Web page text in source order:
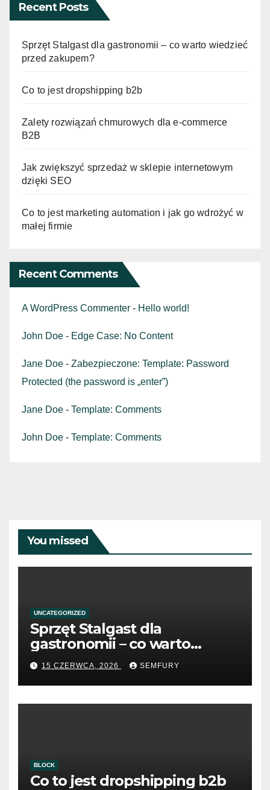
Recent Posts
Sprzęt Stalgast dla gastronomii – co warto wiedzieć
przed zakupem?
Co to jest dropshipping b2b
Zalety rozwiązań chmurowych dla e-commerce
B2B
Jak zwiększyć sprzedaż w sklepie internetowym
dzięki SEO
Co to jest marketing automation i jak go wdrożyć w
małej firmie
Recent Comments
A WordPress Commenter - Hello world!
John Doe - Edge Case: No Content
Jane Doe - Zabezpieczone: Template: Password
Protected (the password is „enter”)
Jane Doe - Template: Comments
John Doe - Template: Comments
You missed
UNCATEGORIZED
Sprzęt Stalgast dla
gastronomii – co warto
wiedzieć przed zakupem?
15 CZERWCA, 2026 SEMFURY
BLOCK
Co to jest dropshipping b2b